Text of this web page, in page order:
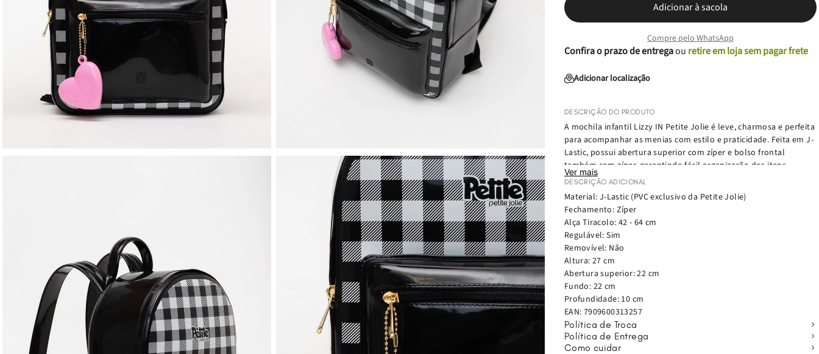
Adicionar à sacola
Compre pelo WhatsApp
Confira o prazo de entregaou retire em loja sem pagar frete
Adicionar localização
DESCRIÇÃO DO PRODUTO
A mochila infantil Lizzy IN Petite Jolie é leve, charmosa e perfeita
para acompanhar as menias com estilo e praticidade. Feita em J-
Lastic, possui abertura superior com zíper e bolso frontal
também com zíper, garantindo fácil organização dos itens
essenciais. As alças das costas com regulagem e a alça de mão
fixa oferecem conforto e versatilidade. Sem divisórias internas, o
modelo acomoda o necessário de forma prática. Com
acabamento polido, estampa divertida na frente e enfeite de
coração, a mochila Lizzy IN combina fashionismo e
funcionalidade, ideal para a rotina da criança.
Ver mais
DESCRIÇÃO ADICIONAL
Material: J-Lastic (PVC exclusivo da Petite Jolie)
Fechamento: Zíper
Alça Tiracolo: 42 - 64 cm
Regulável: Sim
Removível: Não
Altura: 27 cm
Abertura superior: 22 cm
Fundo: 22 cm
Profundidade: 10 cm
EAN: 7909600313257
Política de Troca
Política de Entrega
Como cuidar